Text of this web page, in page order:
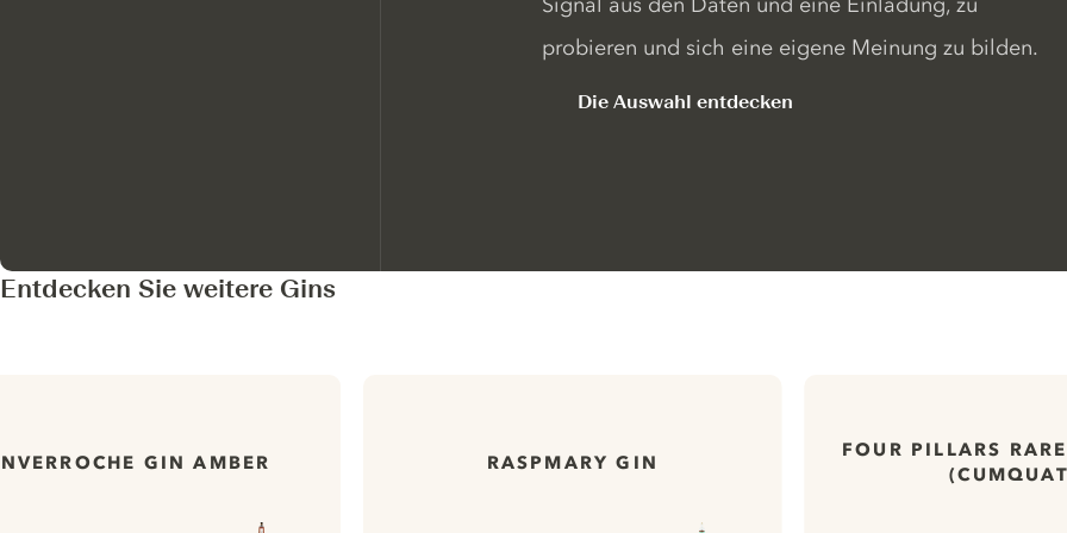
probieren und sich eine eigene Meinung zu bilden.
Die Auswahl entdecken
Entdecken Sie weitere Gins
GIN AMBER RASPMARY GIN
FOUR PILLARS